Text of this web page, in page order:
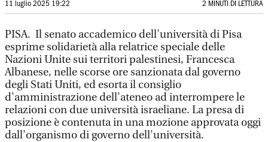
11 luglio 2025 19:22 2 MINUTI DI LETTURA
PISA. Il senato accademico dell'università di Pisa
esprime solidarietà alla relatrice speciale delle
Nazioni Unite sui territori palestinesi, Francesca
Albanese, nelle scorse ore sanzionata dal governo
degli Stati Uniti, ed esorta il consiglio
d'amministrazione dell'ateneo ad interrompere le
relazioni con due università israeliane. La presa di
posizione è contenuta in una mozione approvata oggi
dall'organismo di governo dell'università.